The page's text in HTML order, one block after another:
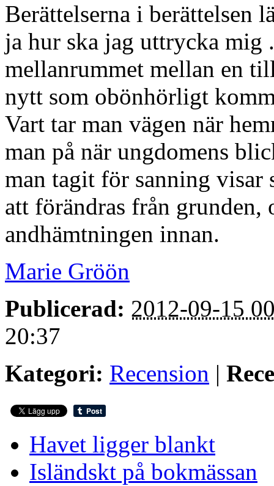
Berättelserna i berättelsen
ja hur ska jag uttrycka mig
mellanrummet mellan en
nytt som obönhörligt
Vart tar man vägen när
man på när ungdomens
man tagit för sanning visar
att förändras från grunden,
andhämtningen innan.
Marie Gröön
Publicerad: 2012-09-15
20:37
Kategori: Recension |
Havet ligger blankt
Isländskt på bokmässan